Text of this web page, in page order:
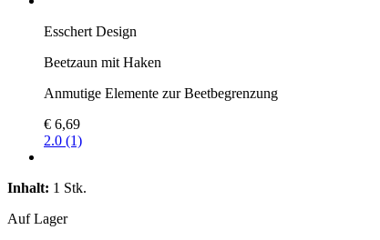
Esschert Design
Beetzaun mit Haken
Anmutige Elemente zur Beetbegrenzung
€ 6,69
2.0 (1)
Inhalt: 1 Stk.
Auf Lager